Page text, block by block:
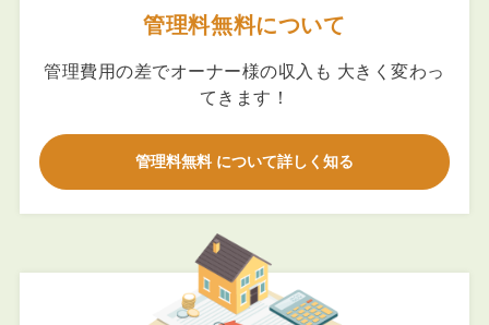
管理料無料について
管理費用の差でオーナー様の収入も 大きく変わっ
てきます！
管理料無料 について詳しく知る